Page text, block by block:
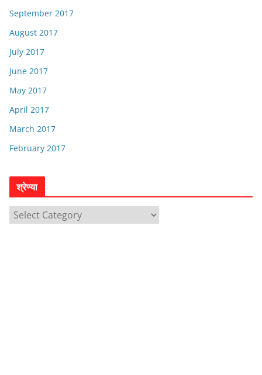
September 2017
August 2017
July 2017
June 2017
May 2017
April 2017
March 2017
February 2017
श्रेण्या
श्रे
ण्या